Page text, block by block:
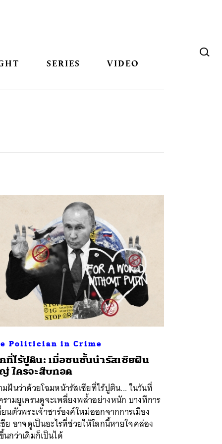
SERIES VIDEO
Politician in Crime
ที่ไร้ปูติน: เมื่อชนชั้นนำรัสเซียฝัน
ใครจะสืบทอด
มฝันว่าด้วยโฉมหน้ารัสเซียที่ไร้ปูติน... ในวันที่
ามยูเครนดูจะเพลี่ยงพล้ำอย่างหนัก บางทีการ
นตัวพระเจ้าซาร์องค์ใหม่ออกจากการเมือง
ย อาจดูเป็นอะไรที่ช่วยให้โลกนี้หายใจคล่อง
นกว่าเดิมก็เป็นได้